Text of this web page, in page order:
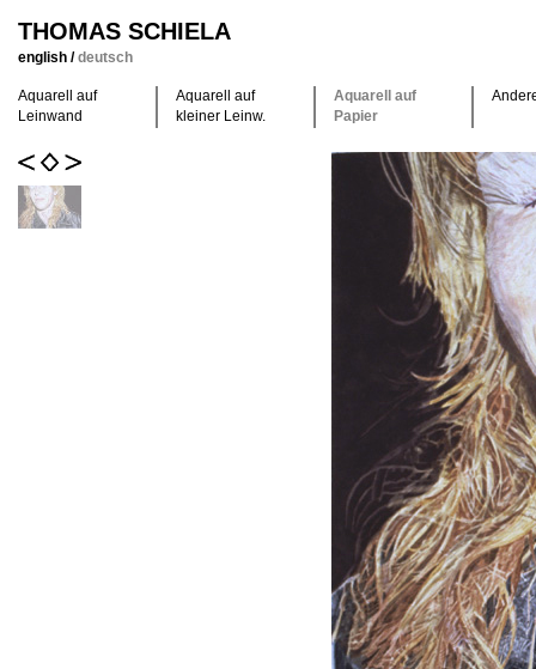
THOMAS SCHIELA
english /deutsch
Aquarell auf
Leinwand
Aquarell auf
kleiner Leinw.
Aquarell auf
Papier